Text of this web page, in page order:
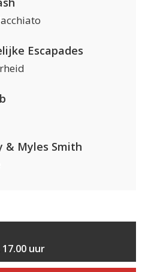
Escapades
& Myles Smith
uur